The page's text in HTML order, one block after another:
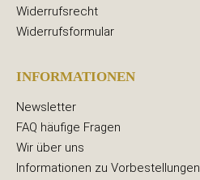
Widerrufsrecht
Widerrufsformular
INFORMATIONEN
Newsletter
FAQ häufige Fragen
Wir über uns
Informationen zu Vorbestellungen